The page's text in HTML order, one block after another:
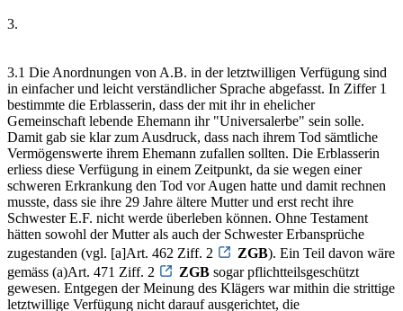
3.
3.1 Die Anordnungen von A.B. in der letztwilligen Verfügung sind
in einfacher und leicht verständlicher Sprache abgefasst. In Ziffer 1
bestimmte die Erblasserin, dass der mit ihr in ehelicher
Gemeinschaft lebende Ehemann ihr "Universalerbe" sein solle.
Damit gab sie klar zum Ausdruck, dass nach ihrem Tod sämtliche
Vermögenswerte ihrem Ehemann zufallen sollten. Die Erblasserin
erliess diese Verfügung in einem Zeitpunkt, da sie wegen einer
schweren Erkrankung den Tod vor Augen hatte und damit rechnen
musste, dass sie ihre 29 Jahre ältere Mutter und erst recht ihre
Schwester E.F. nicht werde überleben können. Ohne Testament
hätten sowohl der Mutter als auch der Schwester Erbansprüche
zugestanden (vgl. [a]Art. 462 Ziff. 2
ZGB). Ein Teil davon wäre
gemäss (a)Art. 471 Ziff. 2
ZGB sogar pflichtteilsgeschützt
gewesen. Entgegen der Meinung des Klägers war mithin die strittige
letztwillige Verfügung nicht darauf ausgerichtet, die